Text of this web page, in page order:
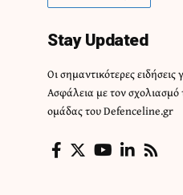
Stay Updated
Οι σημαντικότερες
Ασφάλεια με τον σχολιασμό
ομάδας του Defenceline.gr